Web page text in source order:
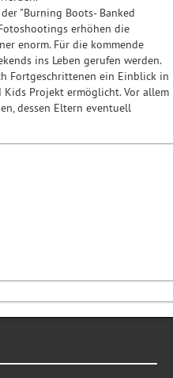
"Burning Boots- Banked
erhöhen die
enorm. Für die kommende
ins Leben gerufen werden.
Fortgeschrittenen ein Einblick in
Kids Projekt ermöglicht. Vor allem
dessen Eltern eventuell